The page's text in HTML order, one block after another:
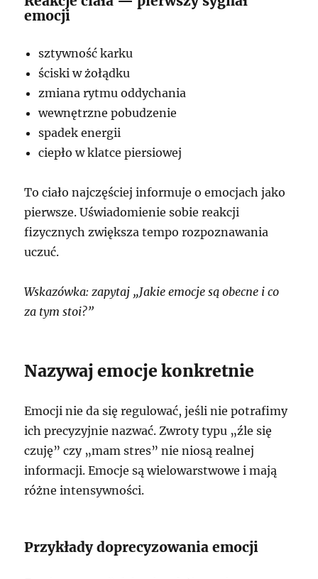
emocji
sztywność karku
ściski w żołądku
zmiana rytmu oddychania
wewnętrzne pobudzenie
spadek energii
ciepło w klatce piersiowej
To ciało najczęściej informuje o emocjach jako
pierwsze. Uświadomienie sobie reakcji
fizycznych zwiększa tempo rozpoznawania
uczuć.
Wskazówka: zapytaj „Jakie emocje są obecne i co
za tym stoi?”
Nazywaj emocje konkretnie
Emocji nie da się regulować, jeśli nie potrafimy
ich precyzyjnie nazwać. Zwroty typu „źle się
czuję” czy „mam stres” nie niosą realnej
informacji. Emocje są wielowarstwowe i mają
różne intensywności.
Przykłady doprecyzowania emocji